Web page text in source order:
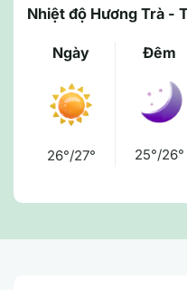
Nhiệt độ Hương Trà -
Ngày
26°/27°
Đêm
25°/26°